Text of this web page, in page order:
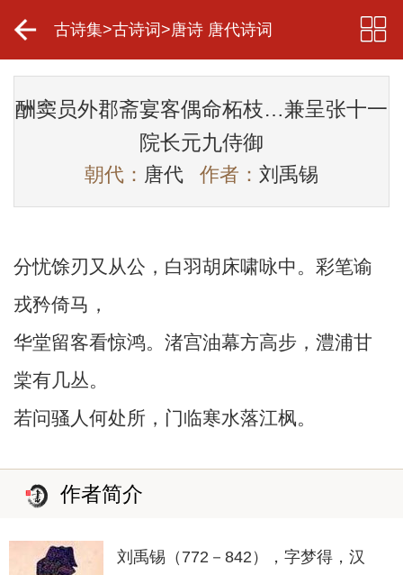
古诗集>古诗词 >唐诗 唐代诗词
酬窦员外郡斋宴客偶命柘枝…兼呈张十一
院长元九侍御
朝代： 唐代 作者： 刘禹锡
分忧馀刃又从公，白羽胡床啸咏中。彩笔谕
戎矜倚马，
华堂留客看惊鸿。渚宫油幕方高步，澧浦甘
棠有几丛。
若问骚人何处所，门临寒水落江枫。
作者简介
刘禹锡（772－842），字梦得，汉